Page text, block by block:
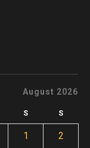
August 2026
S S
1 2